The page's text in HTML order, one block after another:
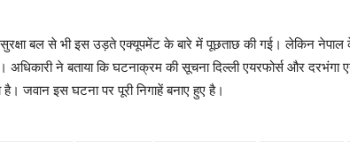
सुरक्षा बल से भी इस उड़ते एक्यूपमेंट के बारे में पूछताछ की गई। लेकिन नेपाल
अधिकारी ने बताया कि घटनाक्रम की सूचना दिल्ली एयरफोर्स और दरभंगा
है। जवान इस घटना पर पूरी निगाहें बनाए हुए है।